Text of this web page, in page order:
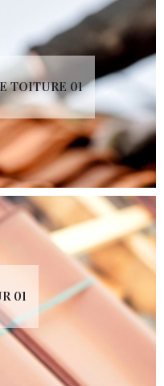
TOITURE 01
01